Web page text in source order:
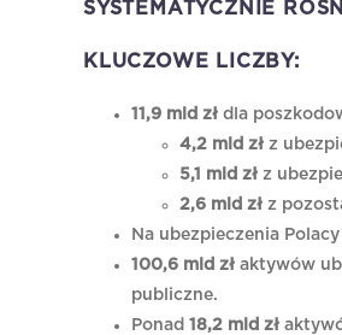
SYSTEMATYCZNIE
KLUCZOWE LICZBY:
11,9 mld zł dla
4,2 mld zł z
5,1 mld zł z
2,6 mld zł z
Na ubezpieczenia
100,6 mld zł aktywów
publiczne.
Ponad 18,2 mld zł